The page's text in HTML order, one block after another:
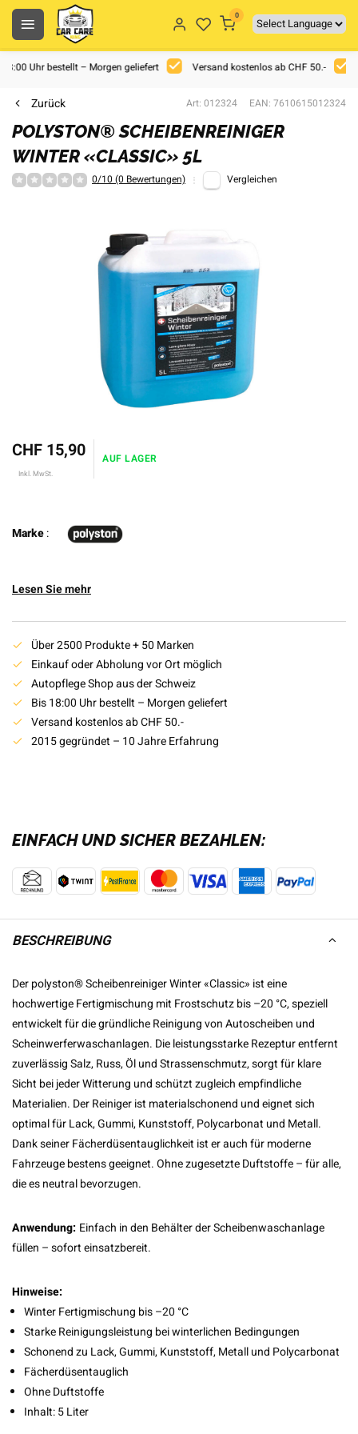
0
Uhr bestellt – Morgen geliefert Versand kostenlos ab CHF 50.-
Zurück Art: 012324 EAN: 7610615012324
POLYSTON® SCHEIBENREINIGER
WINTER «CLASSIC» 5L
0/10 (0 Bewertungen) Vergleichen
CHF 15,90
Inkl. MwSt.
AUF LAGER
Marke:
Lesen Sie mehr
Über 2500 Produkte + 50 Marken
Einkauf oder Abholung vor Ort möglich
Autopflege Shop aus der Schweiz
Bis 18:00 Uhr bestellt – Morgen geliefert
Versand kostenlos ab CHF 50.-
2015 gegründet – 10 Jahre Erfahrung
EINFACH UND SICHER BEZAHLEN:
BESCHREIBUNG
Der polyston® Scheibenreiniger Winter «Classic» ist eine
hochwertige Fertigmischung mit Frostschutz bis –20 °C, speziell
entwickelt für die gründliche Reinigung von Autoscheiben und
Scheinwerferwaschanlagen. Die leistungsstarke Rezeptur entfernt
zuverlässig Salz, Russ, Öl und Strassenschmutz, sorgt für klare
Sicht bei jeder Witterung und schützt zugleich empfindliche
Materialien. Der Reiniger ist materialschonend und eignet sich
optimal für Lack, Gummi, Kunststoff, Polycarbonat und Metall.
Dank seiner Fächerdüsentauglichkeit ist er auch für moderne
Fahrzeuge bestens geeignet. Ohne zugesetzte Duftstoffe – für alle,
die es neutral bevorzugen.
Anwendung: Einfach in den Behälter der Scheibenwaschanlage
füllen – sofort einsatzbereit.
Hinweise:
Winter Fertigmischung bis –20 °C
Starke Reinigungsleistung bei winterlichen Bedingungen
Schonend zu Lack, Gummi, Kunststoff, Metall und Polycarbonat
Fächerdüsentauglich
Ohne Duftstoffe
Inhalt: 5 Liter